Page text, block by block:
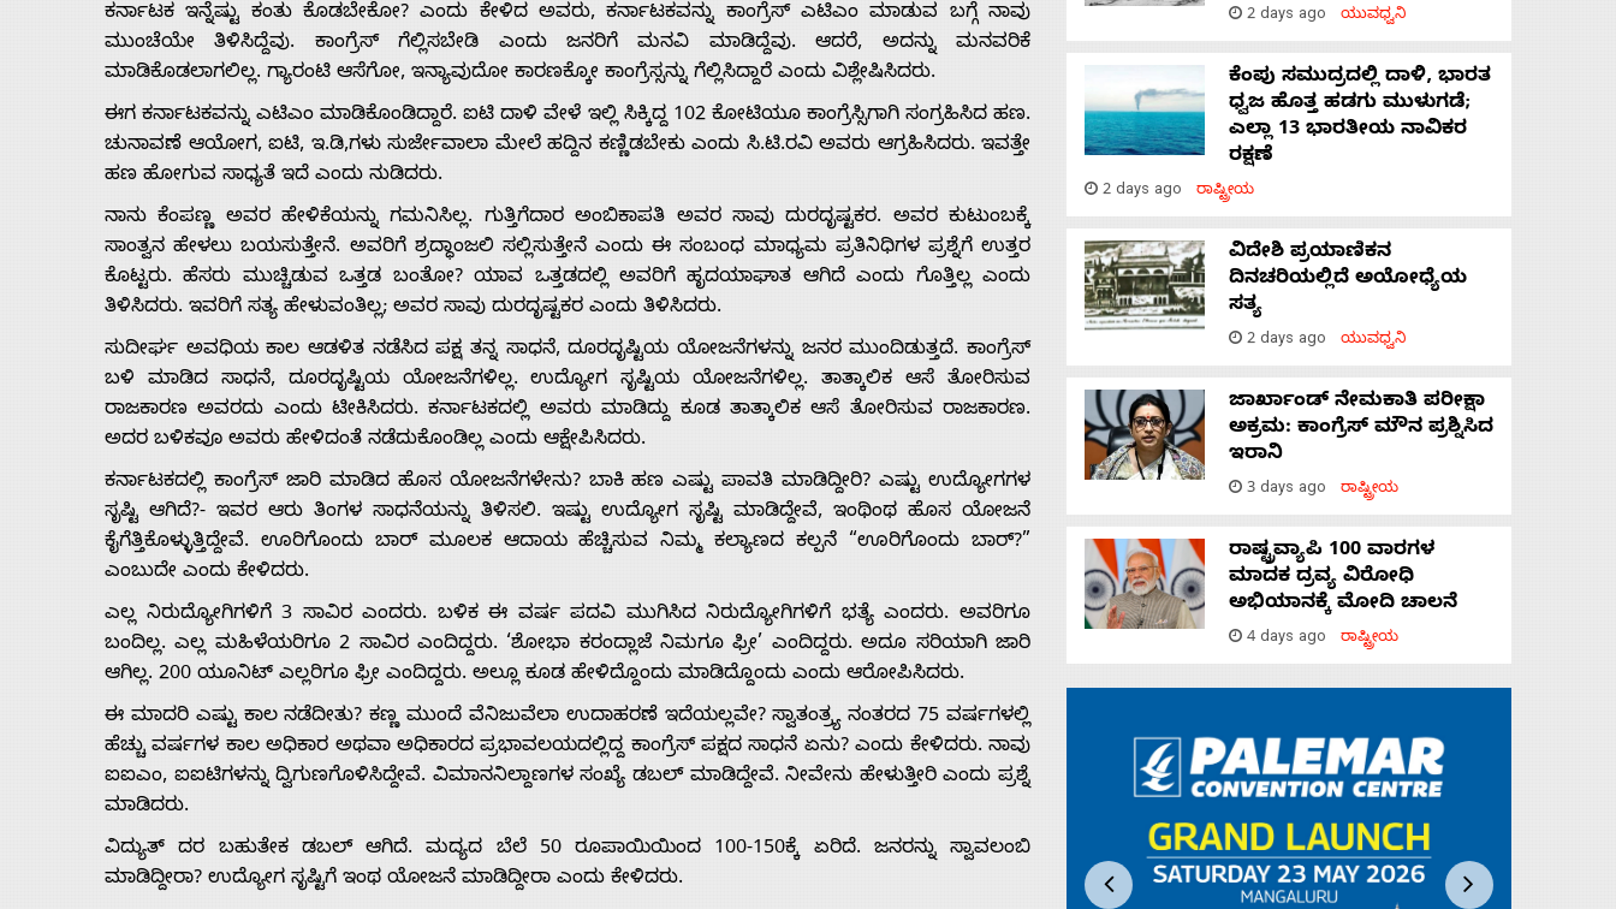
Contactಕರ್ನಾಟಕ ಇನ್ನೆಷ್ಟು ಕಂತು ಕೊಡಬೇಕೋ? ಎಂದು ಕೇಳಿದ ಅವರು, ಕರ್ನಾಟಕವನ್ನು ಕಾಂಗ್ರೆಸ್ ಎಟಿಎಂ ಮಾಡುವ ಬಗ್ಗೆ ನಾವು
ಮುಂಚೆಯೇ ತಿಳಿಸಿದ್ದೆವು. ಕಾಂಗ್ರೆಸ್ ಗೆಲ್ಲಿಸಬೇಡಿ ಎಂದು ಜನರಿಗೆ ಮನವಿ ಮಾಡಿದ್ದೆವು. ಆದರೆ, ಅದನ್ನು ಮನವರಿಕೆ
ಮಾಡಿಕೊಡಲಾಗಲಿಲ್ಲ. ಗ್ಯಾರಂಟಿ ಆಸೆಗೋ, ಇನ್ಯಾವುದೋ ಕಾರಣಕ್ಕೋ ಕಾಂಗ್ರೆಸ್ಸನ್ನು ಗೆಲ್ಲಿಸಿದ್ದಾರೆ ಎಂದು ವಿಶ್ಲೇಷಿಸಿದರು.
ಈಗ ಕರ್ನಾಟಕವನ್ನು ಎಟಿಎಂ ಮಾಡಿಕೊಂಡಿದ್ದಾರೆ. ಐಟಿ ದಾಳಿ ವೇಳೆ ಇಲ್ಲಿ ಸಿಕ್ಕಿದ್ದ 102 ಕೋಟಿಯೂ ಕಾಂಗ್ರೆಸ್ಸಿಗಾಗಿ ಸಂಗ್ರಹಿಸಿದ ಹಣ.
ಚುನಾವಣೆ ಆಯೋಗ, ಐಟಿ, ಇ.ಡಿ,ಗಳು ಸುರ್ಜೇವಾಲಾ ಮೇಲೆ ಹದ್ದಿನ ಕಣ್ಣಿಡಬೇಕು ಎಂದು ಸಿ.ಟಿ.ರವಿ ಅವರು ಆಗ್ರಹಿಸಿದರು. ಇವತ್ತೇ
ಹಣ ಹೋಗುವ ಸಾಧ್ಯತೆ ಇದೆ ಎಂದು ನುಡಿದರು.
ನಾನು ಕೆಂಪಣ್ಣ ಅವರ ಹೇಳಿಕೆಯನ್ನು ಗಮನಿಸಿಲ್ಲ. ಗುತ್ತಿಗೆದಾರ ಅಂಬಿಕಾಪತಿ ಅವರ ಸಾವು ದುರದೃಷ್ಟಕರ. ಅವರ ಕುಟುಂಬಕ್ಕೆ
ಸಾಂತ್ವನ ಹೇಳಲು ಬಯಸುತ್ತೇನೆ. ಅವರಿಗೆ ಶ್ರದ್ಧಾಂಜಲಿ ಸಲ್ಲಿಸುತ್ತೇನೆ ಎಂದು ಈ ಸಂಬಂಧ ಮಾಧ್ಯಮ ಪ್ರತಿನಿಧಿಗಳ ಪ್ರಶ್ನೆಗೆ ಉತ್ತರ
ಕೊಟ್ಟರು. ಹೆಸರು ಮುಚ್ಚಿಡುವ ಒತ್ತಡ ಬಂತೋ? ಯಾವ ಒತ್ತಡದಲ್ಲಿ ಅವರಿಗೆ ಹೃದಯಾಘಾತ ಆಗಿದೆ ಎಂದು ಗೊತ್ತಿಲ್ಲ ಎಂದು
ತಿಳಿಸಿದರು. ಇವರಿಗೆ ಸತ್ಯ ಹೇಳುವಂತಿಲ್ಲ; ಅವರ ಸಾವು ದುರದೃಷ್ಟಕರ ಎಂದು ತಿಳಿಸಿದರು.
ಸುದೀರ್ಘ ಅವಧಿಯ ಕಾಲ ಆಡಳಿತ ನಡೆಸಿದ ಪಕ್ಷ ತನ್ನ ಸಾಧನೆ, ದೂರದೃಷ್ಟಿಯ ಯೋಜನೆಗಳನ್ನು ಜನರ ಮುಂದಿಡುತ್ತದೆ. ಕಾಂಗ್ರೆಸ್
ಬಳಿ ಮಾಡಿದ ಸಾಧನೆ, ದೂರದೃಷ್ಟಿಯ ಯೋಜನೆಗಳಿಲ್ಲ. ಉದ್ಯೋಗ ಸೃಷ್ಟಿಯ ಯೋಜನೆಗಳಿಲ್ಲ. ತಾತ್ಕಾಲಿಕ ಆಸೆ ತೋರಿಸುವ
ರಾಜಕಾರಣ ಅವರದು ಎಂದು ಟೀಕಿಸಿದರು. ಕರ್ನಾಟಕದಲ್ಲಿ ಅವರು ಮಾಡಿದ್ದು ಕೂಡ ತಾತ್ಕಾಲಿಕ ಆಸೆ ತೋರಿಸುವ ರಾಜಕಾರಣ.
ಅದರ ಬಳಿಕವೂ ಅವರು ಹೇಳಿದಂತೆ ನಡೆದುಕೊಂಡಿಲ್ಲ ಎಂದು ಆಕ್ಷೇಪಿಸಿದರು.
ಕರ್ನಾಟಕದಲ್ಲಿ ಕಾಂಗ್ರೆಸ್ ಜಾರಿ ಮಾಡಿದ ಹೊಸ ಯೋಜನೆಗಳೇನು? ಬಾಕಿ ಹಣ ಎಷ್ಟು ಪಾವತಿ ಮಾಡಿದ್ದೀರಿ? ಎಷ್ಟು ಉದ್ಯೋಗಗಳ
ಸೃಷ್ಟಿ ಆಗಿದೆ?- ಇವರ ಆರು ತಿಂಗಳ ಸಾಧನೆಯನ್ನು ತಿಳಿಸಲಿ. ಇಷ್ಟು ಉದ್ಯೋಗ ಸೃಷ್ಟಿ ಮಾಡಿದ್ದೇವೆ, ಇಂಥಿಂಥ ಹೊಸ ಯೋಜನೆ
ಕೈಗೆತ್ತಿಕೊಳ್ಳುತ್ತಿದ್ದೇವೆ. ಊರಿಗೊಂದು ಬಾರ್ ಮೂಲಕ ಆದಾಯ ಹೆಚ್ಚಿಸುವ ನಿಮ್ಮ ಕಲ್ಯಾಣದ ಕಲ್ಪನೆ “ಊರಿಗೊಂದು ಬಾರ್?”
ಎಂಬುದೇ ಎಂದು ಕೇಳಿದರು.
ಎಲ್ಲ ನಿರುದ್ಯೋಗಿಗಳಿಗೆ 3 ಸಾವಿರ ಎಂದರು. ಬಳಿಕ ಈ ವರ್ಷ ಪದವಿ ಮುಗಿಸಿದ ನಿರುದ್ಯೋಗಿಗಳಿಗೆ ಭತ್ಯೆ ಎಂದರು. ಅವರಿಗೂ
ಬಂದಿಲ್ಲ. ಎಲ್ಲ ಮಹಿಳೆಯರಿಗೂ 2 ಸಾವಿರ ಎಂದಿದ್ದರು. ‘ಶೋಭಾ ಕರಂದ್ಲಾಜೆ ನಿಮಗೂ ಫ್ರೀ’ ಎಂದಿದ್ದರು. ಅದೂ ಸರಿಯಾಗಿ ಜಾರಿ
ಆಗಿಲ್ಲ. 200 ಯೂನಿಟ್ ಎಲ್ಲರಿಗೂ ಫ್ರೀ ಎಂದಿದ್ದರು. ಅಲ್ಲೂ ಕೂಡ ಹೇಳಿದ್ದೊಂದು ಮಾಡಿದ್ದೊಂದು ಎಂದು ಆರೋಪಿಸಿದರು.
ಈ ಮಾದರಿ ಎಷ್ಟು ಕಾಲ ನಡೆದೀತು? ಕಣ್ಣ ಮುಂದೆ ವೆನಿಜುವೆಲಾ ಉದಾಹರಣೆ ಇದೆಯಲ್ಲವೇ? ಸ್ವಾತಂತ್ರ್ಯ ನಂತರದ 75 ವರ್ಷಗಳಲ್ಲಿ
ಹೆಚ್ಚು ವರ್ಷಗಳ ಕಾಲ ಅಧಿಕಾರ ಅಥವಾ ಅಧಿಕಾರದ ಪ್ರಭಾವಲಯದಲ್ಲಿದ್ದ ಕಾಂಗ್ರೆಸ್ ಪಕ್ಷದ ಸಾಧನೆ ಏನು? ಎಂದು ಕೇಳಿದರು. ನಾವು
ಐಐಎಂ, ಐಐಟಿಗಳನ್ನು ದ್ವಿಗುಣಗೊಳಿಸಿದ್ದೇವೆ. ವಿಮಾನನಿಲ್ದಾಣಗಳ ಸಂಖ್ಯೆ ಡಬಲ್ ಮಾಡಿದ್ದೇವೆ. ನೀವೇನು ಹೇಳುತ್ತೀರಿ ಎಂದು ಪ್ರಶ್ನೆ
ಮಾಡಿದರು.
ವಿದ್ಯುತ್ ದರ ಬಹುತೇಕ ಡಬಲ್ ಆಗಿದೆ. ಮದ್ಯದ ಬೆಲೆ 50 ರೂಪಾಯಿಯಿಂದ 100-150ಕ್ಕೆ ಏರಿದೆ. ಜನರನ್ನು ಸ್ವಾವಲಂಬಿ
ಮಾಡಿದ್ದೀರಾ? ಉದ್ಯೋಗ ಸೃಷ್ಟಿಗೆ ಇಂಥ ಯೋಜನೆ ಮಾಡಿದ್ದೀರಾ ಎಂದು ಕೇಳಿದರು.
2 days ago ಯುವಧ್ವನಿ
ಕೆಂಪು ಸಮುದ್ರದಲ್ಲಿ ದಾಳಿ, ಭಾರತ
ಧ್ವಜ ಹೊತ್ತ ಹಡಗು ಮುಳುಗಡೆ;
ಎಲ್ಲಾ 13 ಭಾರತೀಯ ನಾವಿಕರ
ರಕ್ಷಣೆ
2 days ago ರಾಷ್ಟ್ರೀಯ
ವಿದೇಶಿ ಪ್ರಯಾಣಿಕನ
ದಿನಚರಿಯಲ್ಲಿದೆ ಅಯೋಧ್ಯೆಯ
ಸತ್ಯ
2 days ago ಯುವಧ್ವನಿ
ಜಾರ್ಖಾಂಡ್‌ ನೇಮಕಾತಿ ಪರೀಕ್ಷಾ
ಅಕ್ರಮ: ಕಾಂಗ್ರೆಸ್‌ ಮೌನ ಪ್ರಶ್ನಿಸಿದ
ಇರಾನಿ
3 days ago ರಾಷ್ಟ್ರೀಯ
ರಾಷ್ಟ್ರವ್ಯಾಪಿ 100 ವಾರಗಳ
ಮಾದಕ ದ್ರವ್ಯ ವಿರೋಧಿ
ಅಭಿಯಾನಕ್ಕೆ ಮೋದಿ ಚಾಲನೆ
4 days ago ರಾಷ್ಟ್ರೀಯ